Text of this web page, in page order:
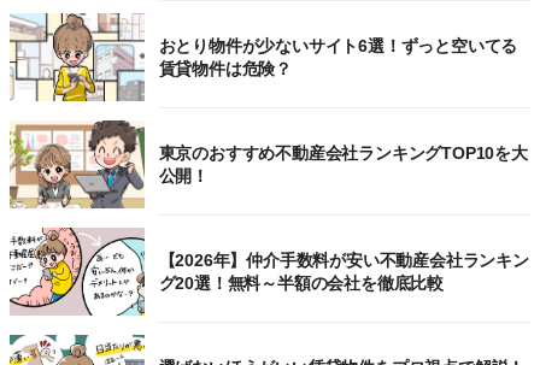
おとり物件が少ないサイト6選！ずっと空いてる
賃貸物件は危険？
東京のおすすめ不動産会社ランキングTOP10を大
公開！
【2026年】仲介手数料が安い不動産会社ランキン
グ20選！無料～半額の会社を徹底比較